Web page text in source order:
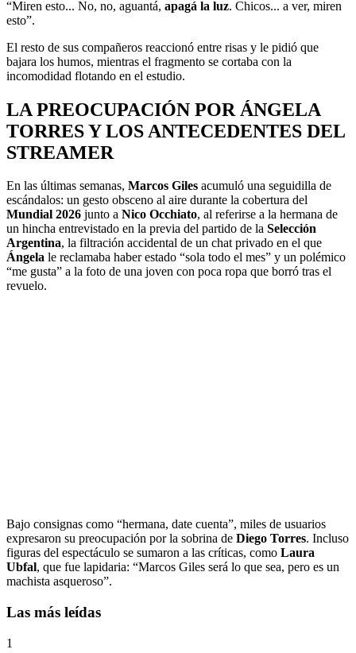
“Miren esto... No, no, aguantá, apagá la luz. Chicos... a ver, miren
esto”.
El resto de sus compañeros reaccionó entre risas y le pidió que
bajara los humos, mientras el fragmento se cortaba con la
incomodidad flotando en el estudio.
LA PREOCUPACIÓN POR ÁNGELA
TORRES Y LOS ANTECEDENTES DEL
STREAMER
En las últimas semanas, Marcos Giles acumuló una seguidilla de
escándalos: un gesto obsceno al aire durante la cobertura del
Mundial 2026 junto a Nico Occhiato, al referirse a la hermana de
un hincha entrevistado en la previa del partido de la Selección
Argentina, la filtración accidental de un chat privado en el que
Ángela le reclamaba haber estado “sola todo el mes” y un polémico
“me gusta” a la foto de una joven con poca ropa que borró tras el
revuelo.
Bajo consignas como “hermana, date cuenta”, miles de usuarios
expresaron su preocupación por la sobrina de Diego Torres. Incluso
figuras del espectáculo se sumaron a las críticas, como Laura
Ubfal, que fue lapidaria: “Marcos Giles será lo que sea, pero es un
machista asqueroso”.
Las más leídas
1